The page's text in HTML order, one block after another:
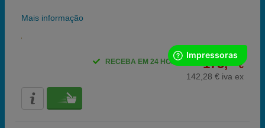
Mais informação
175, €
142,28 € iva ex
RECEBA EM 24 HORAS